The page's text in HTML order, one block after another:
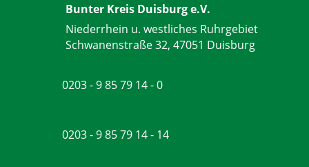
Bunter Kreis Duisburg e.V.
Niederrhein u. westliches Ruhrgebiet
Schwanenstraße 32, 47051 Duisburg
0203 - 9 85 79 14 - 0
0203 - 9 85 79 14 - 14